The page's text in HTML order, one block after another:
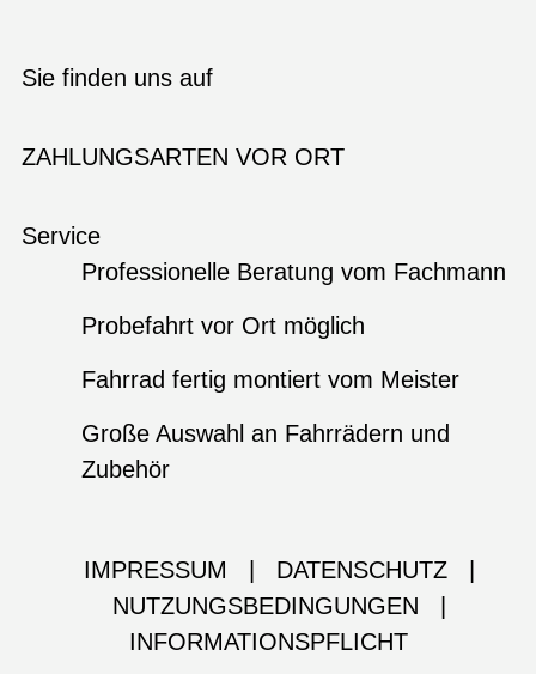
Sie finden uns auf
ZAHLUNGSARTEN VOR ORT
Service
Professionelle Beratung vom Fachmann
Probefahrt vor Ort möglich
Fahrrad fertig montiert vom Meister
Große Auswahl an Fahrrädern und
Zubehör
IMPRESSUM DATENSCHUTZ
NUTZUNGSBEDINGUNGEN
INFORMATIONSPFLICHT